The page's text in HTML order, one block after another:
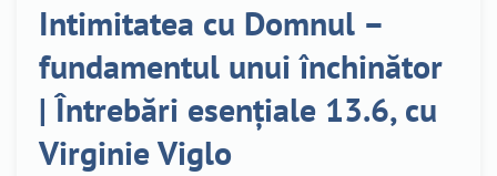
Intimitatea cu Domnul –
fundamentul unui închinător
| Întrebări esențiale 13.6, cu
Virginie Viglo